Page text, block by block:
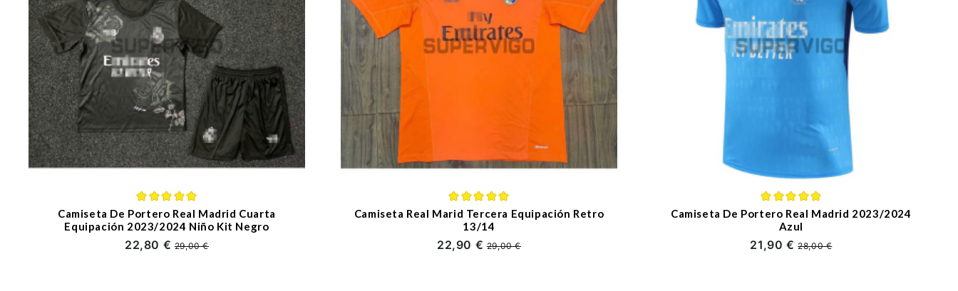
Camiseta De Portero Real Madrid Cuarta
Equipación 2023/2024 Niño Kit Negro
22,80 €29,00 €
Camiseta Real Marid Tercera Equipación Retro
13/14
22,90 €29,00 €
Camiseta De Portero Real Madrid 2023/2024
Azul
21,90 €28,00 €